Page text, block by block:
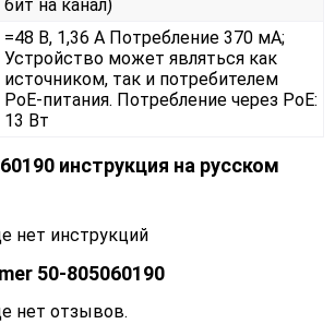
бит на канал)
=48 В, 1,36 A Потребление 370 мА;
Устройство может являться как
источником, так и потребителем
PoE-питания. Потребление через PoE:
13 Вт
инструкция на русском
нет инструкций
50-805060190
нет отзывов.